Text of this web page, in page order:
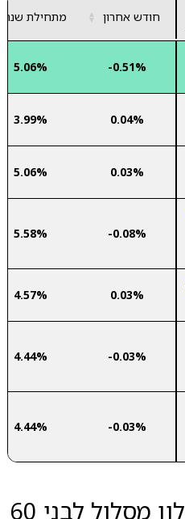
חודש אחרון ▲
▼ מתחילת שנה
-0.51%
5.06%
0.04%
3.99%
0.03%
5.06%
-0.08%
5.58%
0.03%
4.57%
-0.03%
4.44%
-0.03%
4.44%
מידע נוסף על איילון מסלול לבני 60